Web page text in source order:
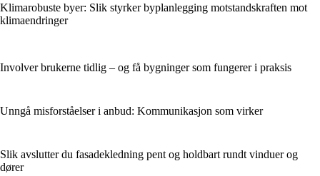
Klimarobuste byer: Slik styrker byplanlegging motstandskraften mot
klimaendringer
Involver brukerne tidlig – og få bygninger som fungerer i praksis
Unngå misforståelser i anbud: Kommunikasjon som virker
Slik avslutter du fasadekledning pent og holdbart rundt vinduer og
dører